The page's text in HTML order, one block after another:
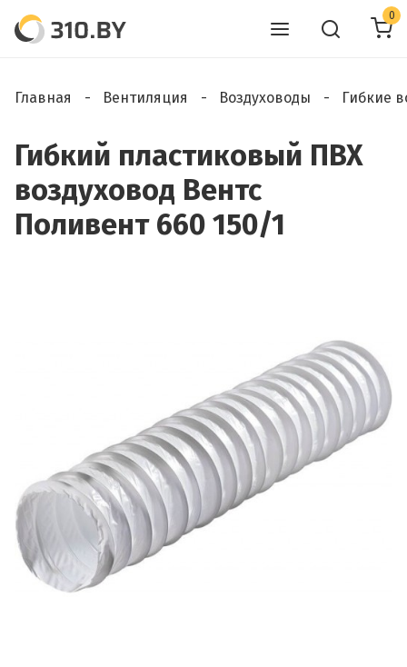
0
Главная Вентиляция Воздуховоды Гибкие
Гибкий пластиковый ПВХ
воздуховод Вентс
Поливент 660 150/1